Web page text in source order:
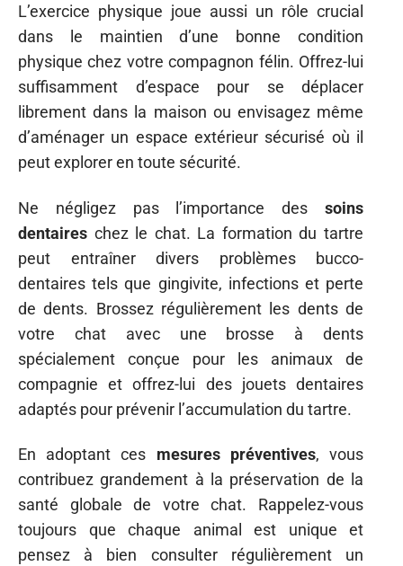
L’exercice physique joue aussi un rôle crucial
dans le maintien d’une bonne condition
physique chez votre compagnon félin. Offrez-lui
suffisamment d’espace pour se déplacer
librement dans la maison ou envisagez même
d’aménager un espace extérieur sécurisé où il
peut explorer en toute sécurité.
Ne négligez pas l’importance des soins
dentaires chez le chat. La formation du tartre
peut entraîner divers problèmes bucco-
dentaires tels que gingivite, infections et perte
de dents. Brossez régulièrement les dents de
votre chat avec une brosse à dents
spécialement conçue pour les animaux de
compagnie et offrez-lui des jouets dentaires
adaptés pour prévenir l’accumulation du tartre.
En adoptant ces mesures préventives, vous
contribuez grandement à la préservation de la
santé globale de votre chat. Rappelez-vous
toujours que chaque animal est unique et
pensez à bien consulter régulièrement un